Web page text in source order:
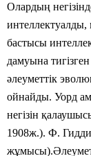
Олардың
интеллектуалды,
бастысы
дамуына
әлеуметтік
ойнайды. Уорд
негізін
1908ж.). Ф.